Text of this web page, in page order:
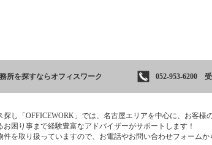
所を探すならオフィスワーク 052-953-6200
探し「OFFICEWORK」では、名古屋エリアを中心に、お客様
お困り事まで経験豊富なアドバイザーがサポートします！
件を取り扱っていますので、お電話やお問い合わせフォームか